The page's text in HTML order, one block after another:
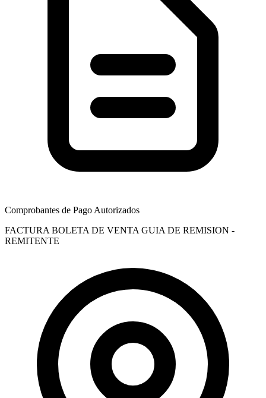
Comprobantes de Pago Autorizados
FACTURA BOLETA DE VENTA GUIA DE REMISION -
REMITENTE